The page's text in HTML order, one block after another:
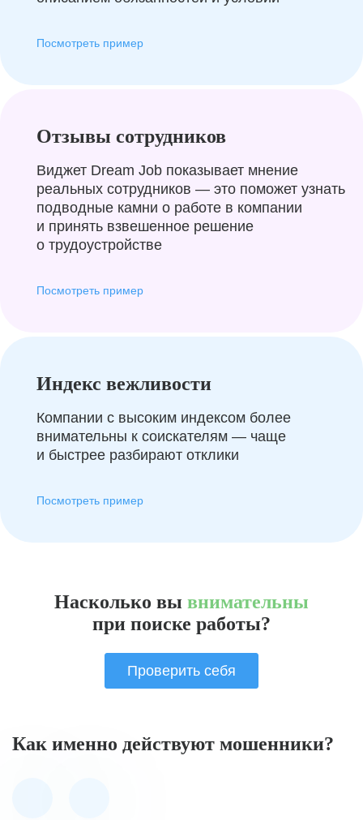
Посмотреть пример
Отзывы сотрудников
Виджет Dream Job показывает мнение
реальных сотрудников — это поможет узнать
подводные камни о работе в компании
и принять взвешенное решение
о трудоустройстве
Посмотреть пример
Индекс вежливости
Компании с высоким индексом более
внимательны к соискателям — чаще
и быстрее разбирают отклики
Посмотреть пример
Насколько вы внимательны
при поиске работы?
Проверить себя
Как именно действуют мошенники?